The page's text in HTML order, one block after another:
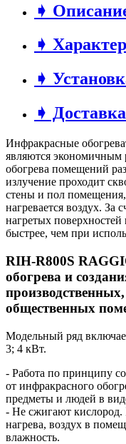
➧
➧
➧
➧
Инфракрасные
являются экономичным
обогрева помещений
излучение проходит
стены и пол
нагревается воздух. За
нагретых поверхностей
быстрее, чем при
RIH-R800S
обогрева и
общественных
Модельный ряд
3; 4 кВт.
- Работа по принципу
от инфракрасного
предметы и людей в
- Не сжигают кислород.
нагрева, воздух в
влажность.